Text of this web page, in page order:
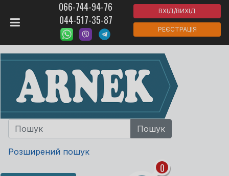
066-744-94-76
044-517-35-87
ВХІД/ВИХІД
РЕЄСТРАЦІЯ
Розширений пошук
0